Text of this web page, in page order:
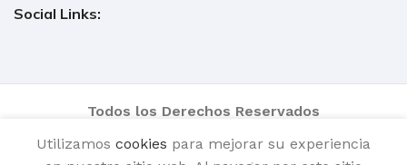
Social Links:
Todos los Derechos Reservados
Utilizamos cookies para mejorar su experiencia